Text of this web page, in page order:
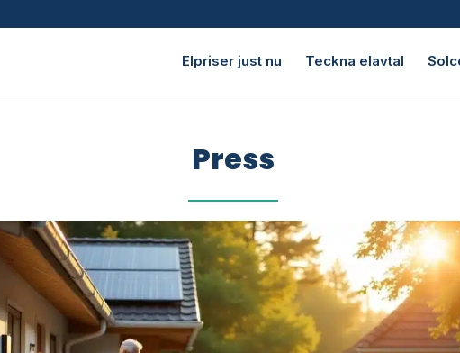
Elpriser just nu Teckna elavtal
Press